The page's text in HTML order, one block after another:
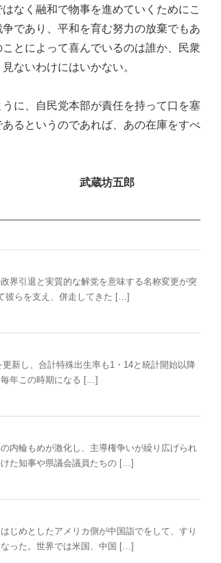
なく融和で物事を進めていくためにこ
であり、平和を育む努力の放棄でもあ
とによって喜んでいるのは誰か、民衆
ないわけにはいかない。
に、自民党本部が責任を持って口を塞
るというのであれば、あの在庫をすべ
武蔵坊五郎
界引退と実質的な解党を意味する名称変更が突
彼らを支え、併走してきた […]
新し、合計特殊出生率も1・14と統計開始以降
年この時期になる […]
内輪もめが激化し、主導権争いが繰り広げられ
た知事や県議会議員たちの […]
じめとしたアメリカ側が中国詣でをして、すり
った。世界では米国、中国 […]